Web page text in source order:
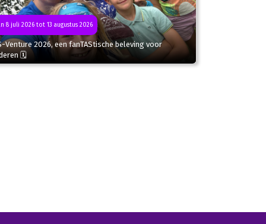
8 juli 2026 tot 13 augustus 2026
Venture 2026, een fanTAStische beleving voor
🗓